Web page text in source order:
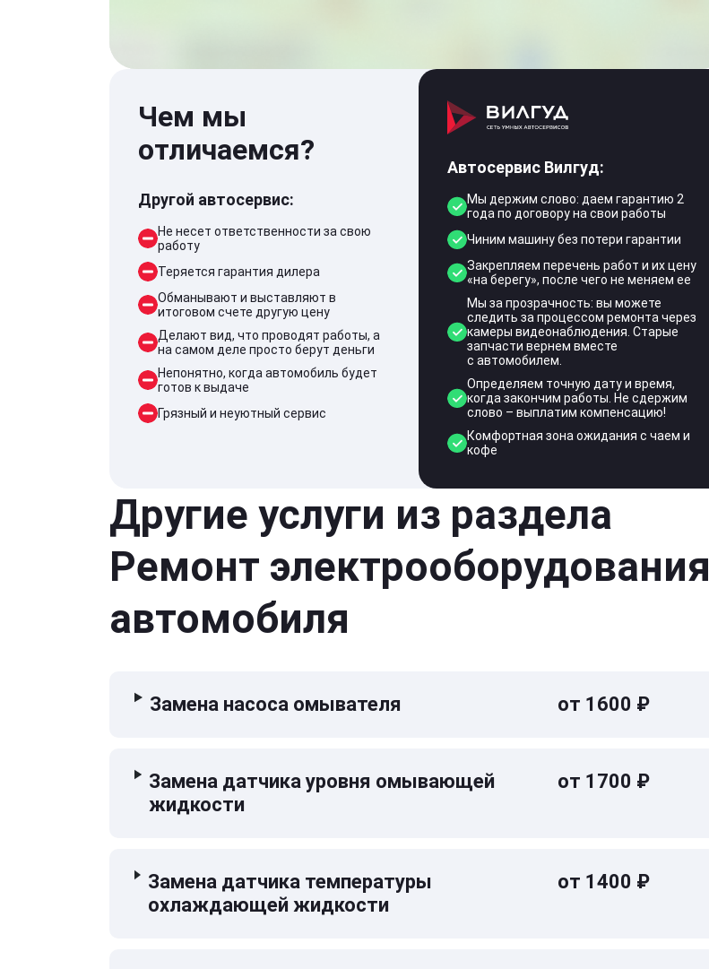
Чем мы
отличаемся?
Другой автосервис:
Не несет ответственности за свою
работу
Теряется гарантия дилера
Обманывают и выставляют в
итоговом счете другую цену
Делают вид, что проводят работы, а
на самом деле просто берут деньги
Непонятно, когда автомобиль будет
готов к выдаче
Грязный и неуютный сервис
Автосервис Вилгуд:
Мы держим слово: даем гарантию 2
года по договору на свои работы
Чиним машину без потери гарантии
Закрепляем перечень работ и их цену
«на берегу», после чего не меняем ее
Мы за прозрачность: вы можете
следить за процессом ремонта через
камеры видеонаблюдения. Старые
запчасти вернем вместе
с автомобилем.
Определяем точную дату и время,
когда закончим работы. Не сдержим
слово – выплатим компенсацию!
Комфортная зона ожидания с чаем и
кофе
Другие услуги из раздела
Ремонт электрооборудования
автомобиля
Замена насоса омывателя от 1600 ₽
Замена датчика уровня омывающей
жидкости
от 1700 ₽
Замена датчика температуры
охлаждающей жидкости
от 1400 ₽